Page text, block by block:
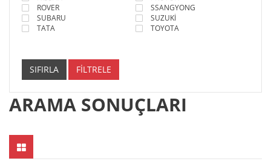
ROVER
SSANGYONG
SUBARU
SUZUKİ
TATA
TOYOTA
SIFIRLA FİLTRELE
ARAMA SONUÇLARI